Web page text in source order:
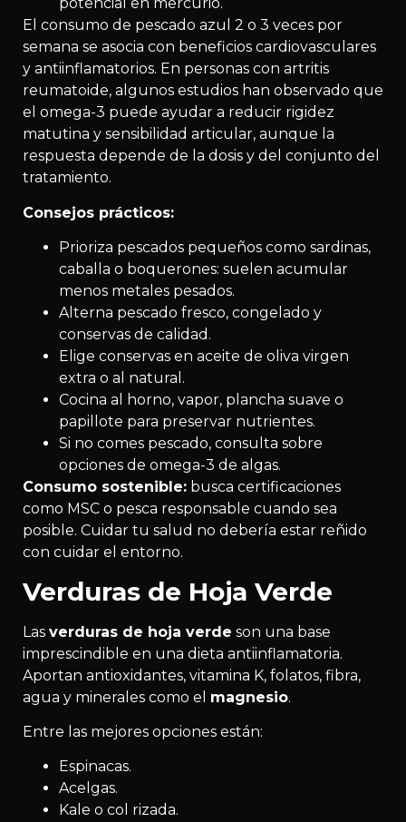
potencial en mercurio.
El consumo de pescado azul 2 o 3 veces por
semana se asocia con beneficios cardiovasculares
y antiinflamatorios. En personas con artritis
reumatoide, algunos estudios han observado que
el omega-3 puede ayudar a reducir rigidez
matutina y sensibilidad articular, aunque la
respuesta depende de la dosis y del conjunto del
tratamiento.
Consejos prácticos:
Prioriza pescados pequeños como sardinas,
caballa o boquerones: suelen acumular
menos metales pesados.
Alterna pescado fresco, congelado y
conservas de calidad.
Elige conservas en aceite de oliva virgen
extra o al natural.
Cocina al horno, vapor, plancha suave o
papillote para preservar nutrientes.
Si no comes pescado, consulta sobre
opciones de omega-3 de algas.
Consumo sostenible: busca certificaciones
como MSC o pesca responsable cuando sea
posible. Cuidar tu salud no debería estar reñido
con cuidar el entorno.
Verduras de Hoja Verde
Las verduras de hoja verde son una base
imprescindible en una dieta antiinflamatoria.
Aportan antioxidantes, vitamina K, folatos, fibra,
agua y minerales como el magnesio.
Entre las mejores opciones están:
Espinacas.
Acelgas.
Kale o col rizada.